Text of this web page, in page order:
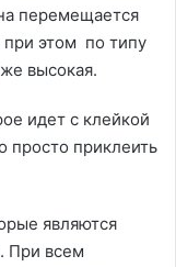
перемещается
этом по типу
высокая.
идет с клейкой
просто приклеить
являются
При всем